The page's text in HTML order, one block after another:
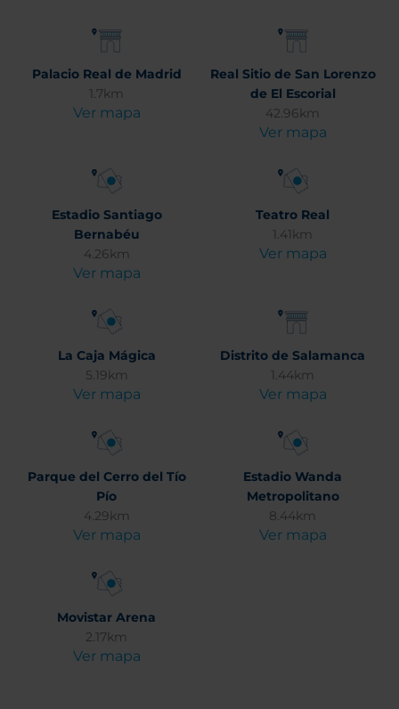
Palacio Real de Madrid
1.7km
Ver mapa
Real Sitio de San Lorenzo
de El Escorial
42.96km
Ver mapa
Estadio Santiago
Bernabéu
4.26km
Ver mapa
Teatro Real
1.41km
Ver mapa
La Caja Mágica
5.19km
Ver mapa
Distrito de Salamanca
1.44km
Ver mapa
Parque del Cerro del Tío
Pío
4.29km
Ver mapa
Estadio Wanda
Metropolitano
8.44km
Ver mapa
Movistar Arena
2.17km
Ver mapa